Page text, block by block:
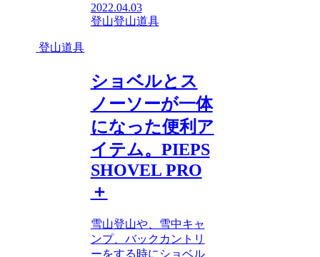
2022.04.03
登山登山道具
登山道具
ショベルとス
ノーソーが一体
になった便利ア
イテム。PIEPS
SHOVEL PRO
＋
雪山登山や、雪中キャ
ンプ、バックカントリ
ーをする時にショベル